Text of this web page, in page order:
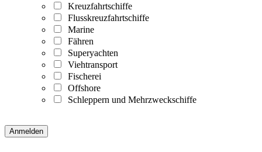
Kreuzfahrtschiffe
Flusskreuzfahrtschiffe
Marine
Fähren
Superyachten
Viehtransport
Fischerei
Offshore
Schleppern und Mehrzweckschiffe